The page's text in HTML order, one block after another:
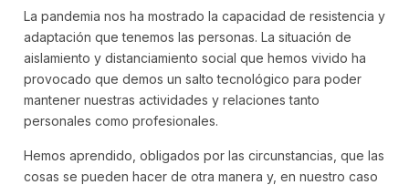
La pandemia nos ha mostrado la capacidad de resistencia y
adaptación que tenemos las personas. La situación de
aislamiento y distanciamiento social que hemos vivido ha
provocado que demos un salto tecnológico para poder
mantener nuestras actividades y relaciones tanto
personales como profesionales.
Hemos aprendido, obligados por las circunstancias, que las
cosas se pueden hacer de otra manera y, en nuestro caso